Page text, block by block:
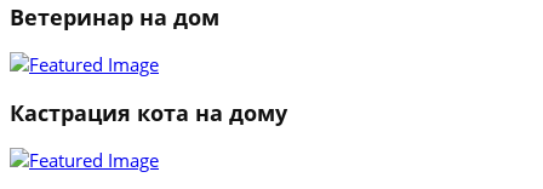
Ветеринар на дом
Кастрация кота на дому